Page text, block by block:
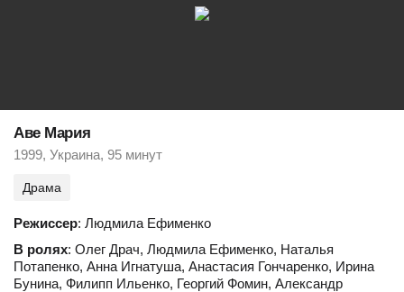
Аве Мария
1999, Украина, 95 минут
Драма
Режиссер: Людмила Ефименко
В ролях: Олег Драч, Людмила Ефименко, Наталья
Потапенко, Анна Игнатуша, Анастасия Гончаренко, Ирина
Бунина, Филипп Ильенко, Георгий Фомин, Александр